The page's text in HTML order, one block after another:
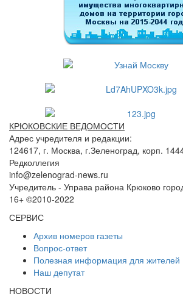
КРЮКОВСКИЕ ВЕДОМОСТИ
Адрес учредителя и редакции:
124617, г. Москва, г.Зеленоград, корп.
Редколлегия
info@zelenograd-news.ru
Учредитель - Управа района Крюково
16+ ©2010-2022
СЕРВИС
Архив номеров газеты
Вопрос-ответ
Полезная информация для жителей
Наш депутат
НОВОСТИ